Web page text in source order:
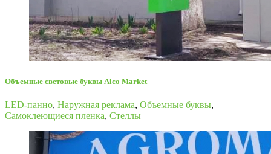
Oбъемные световые буквы Alco Market
LED-панно, Наружная реклама, Объемные буквы,
Самоклеющиеся пленка, Стеллы